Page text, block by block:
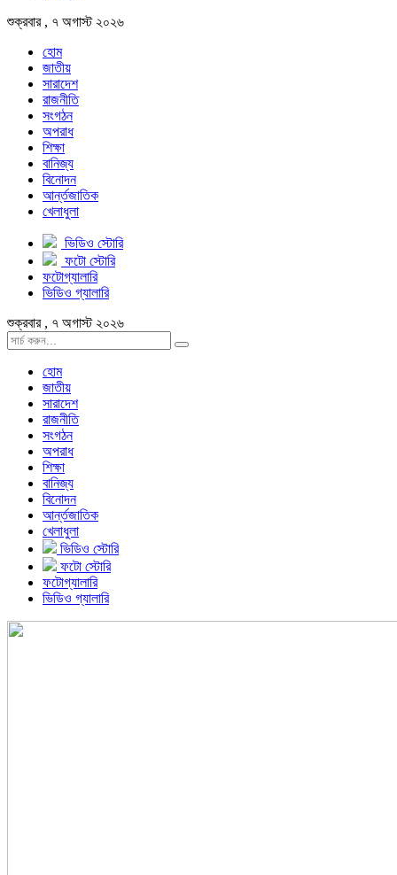
শুক্রবার , ৭ অগাস্ট ২০২৬
হোম
জাতীয়
সারাদেশ
রাজনীতি
সংগঠন
অপরাধ
শিক্ষা
বানিজ্য
বিনোদন
আর্ন্তজাতিক
খেলাধুলা
ভিডিও স্টোরি
ফটো স্টোরি
ফটোগ্যালারি
ভিডিও গ্যালারি
শুক্রবার , ৭ অগাস্ট ২০২৬
হোম
জাতীয়
সারাদেশ
রাজনীতি
সংগঠন
অপরাধ
শিক্ষা
বানিজ্য
বিনোদন
আর্ন্তজাতিক
খেলাধুলা
ভিডিও স্টোরি
ফটো স্টোরি
ফটোগ্যালারি
ভিডিও গ্যালারি